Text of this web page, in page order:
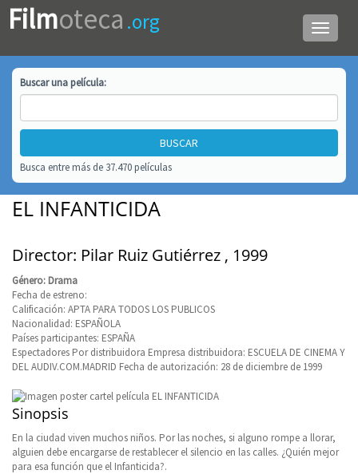
Menú
de
Filmoteca .org
Buscar unapelícula:
Busca entre más de 37.470 películas
EL INFANTICIDA
Director: Pilar Ruiz Gutiérrez , 1999
Género: Drama
Fecha de estreno:
Calificación: APTA PARA TODOS LOS PUBLICOS
Nacionalidad: ESPAÑOLA
Países participantes: ESPAÑA
Espectadores Por distribuidora Empresa distribuidora: ESCUELA DE CINEMA Y
DEL AUDIV.COM.MADRID Fecha de autorización: 28 de diciembre de 1999
Sinopsis
En la ciudad viven muchos niños. Por las noches, si alguno rompe a llorar,
alguien debe encargarse de restablecer el silencio en las calles. ¿Quién mejor
para esa función que el Infanticida?.